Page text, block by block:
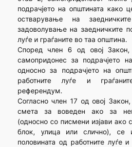
подрачјето на општината како
остварување на
задоволување на заедничките
луѓе и граѓаните во таа општина.
Според член 6 од овој
самопридонес за подрачјето
односно за подрачјето на
работните луѓе и
референдум.
Согласно член 17 од овој
смета за воведен ако за
(односно со писмени изјави ако
блок, улица или слично), се
половината од работните луѓе